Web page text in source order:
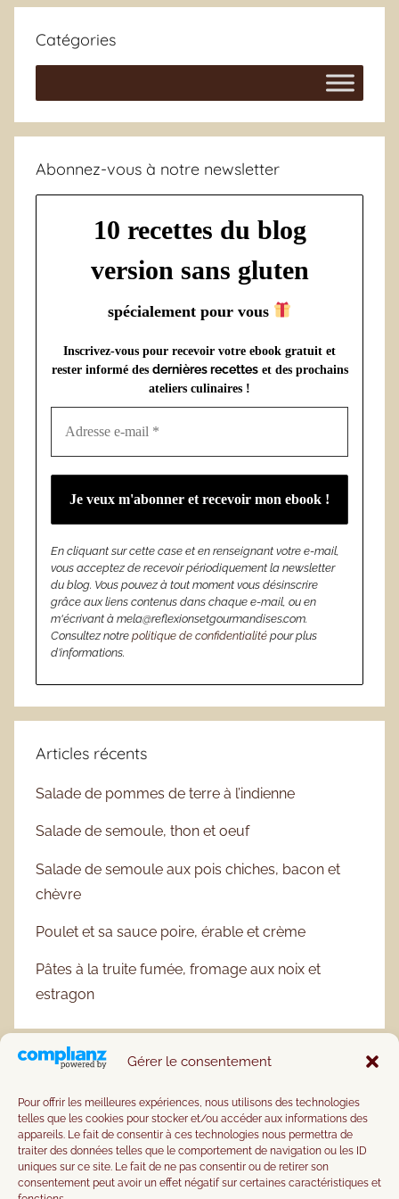
Gérer le consentement
Pour offrir les meilleures expériences, nous utilisons des technologies
telles que les cookies pour stocker et/ou accéder aux informations des
appareils. Le fait de consentir à ces technologies nous permettra de
traiter des données telles que le comportement de navigation ou les ID
uniques sur ce site. Le fait de ne pas consentir ou de retirer son
consentement peut avoir un effet négatif sur certaines caractéristiques et
Catégories
Abonnez-vous à notre newsletter
10 recettes du blog
version sans gluten
spécialement pour vous
Inscrivez-vous pour recevoir votre ebook gratuit et
rester informé des dernières recettes et des prochains
ateliers culinaires !
En cliquant sur cette case et en renseignant votre e-mail,
vous acceptez de recevoir périodiquement la newsletter
du blog. Vous pouvez à tout moment vous désinscrire
grâce aux liens contenus dans chaque e-mail, ou en
m'écrivant à mela@reflexionsetgourmandises.com.
Consultez notre politique de confidentialité pour plus
d’informations.
Articles récents
Salade de pommes de terre à l’indienne
Salade de semoule, thon et oeuf
Salade de semoule aux pois chiches, bacon et
chèvre
Poulet et sa sauce poire, érable et crème
Pâtes à la truite fumée, fromage aux noix et
estragon